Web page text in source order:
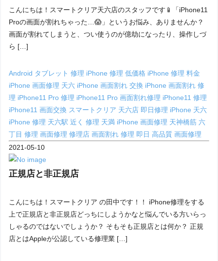
こんにちは！スマートクリア天六店のスタッフです📱「iPhone11
Proの画面が割れちゃった…😱」というお悩み、ありませんか？
画面が割れてしまうと、つい使うのが億劫になったり、操作しづ
ら […]
Android タブレット 修理 iPhone 修理 低価格 iPhone 修理 料金
iPhone 画面修理 天六 iPhone 画面割れ 交換 iPhone 画面割れ 修
理 iPhone11 Pro 修理 iPhone11 Pro 画面割れ修理 iPhone11 修理
iPhone11 画面交換 スマートクリア 天六店 即日修理 iPhone 天六
iPhone 修理 天六駅 近く 修理 天満 iPhone 画面修理 天神橋筋 六
丁目 修理画面修理 修理店画面割れ 修理 即日高品質 画面修理
2021-05-10
正規店と非正規店
こんにちは！スマートクリア の田中です！！ iPhone修理をする
上で正規店と非正規店どっちにしようかなと悩んでいる方いらっ
しゃるのではないでしょうか？ そもそも正規店とは何か？ 正規
店とはAppleが公認している修理業 […]